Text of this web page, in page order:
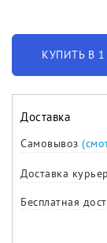
КУПИТЬ В
Доставка
Самовывоз
Доставка
Бесплатная